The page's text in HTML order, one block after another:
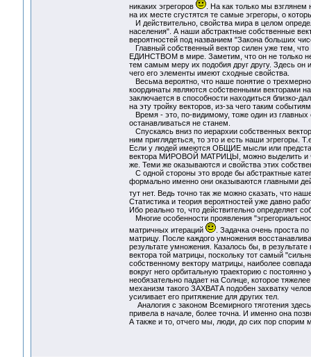
никаких эгрегоров
. На как только мы взглянем
на их месте сгустятся те самые эгрегоры, о
И действительно, свойства мира в целом
населения". А наши абстрактные собственные
вероятностей под названием "Закона больших
Главный собственный вектор силен уже тем,
ЕДИНСТВОМ в мире. Заметим, что он не только
тем самым меру их подобия друг другу. Здесь
чего его элементы имеют сходные свойства.
Весьма вероятно, что наше понятие о
координаты являются собственными
заключается в способности находиться близко-
на эту тройку векторов, из-за чего таким
Время - это, по-видимому, тоже один из главных
останавливаться не станем.
Спускаясь вниз по иерархии собственных
ним приглядеться, то это и есть наши эгрегоры.
Если у людей имеются ОБЩИЕ мысли или
вектора МИРОВОЙ МАТРИЦЫ, можно выделить и
же. Теми же оказываются и свойства этих
С одной стороны это вроде бы абстрактные
формально именно они оказываются главными
тут нет. Ведь точно так же можно сказать, что
Статистика и теория вероятностей уже давно
Ибо реально то, что действительно определяет
Многие особенности проявления
матричных итераций
. Задачка очень проста
матрицу. После каждого умножения
результате умножения. Казалось бы, в
вектора той матрицы, поскольку тот самый
собственному вектору матрицы, наиболее
вокруг него орбитальную траекторию с
необязательно падает на Солнце, которое
механизм такого ЗАХВАТА подобен захватку
усиливает его притяжение для других тел.
Аналогия с законом Всемирного тяготения
привела в начале, более точна. И именно она
А также и то, отчего мы, люди, до сих пор спорим